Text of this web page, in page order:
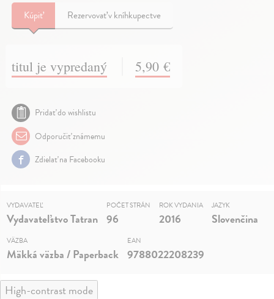
Kúpiť Rezervovať v kníhkupectve
titul je vypredaný 5,90 €
Pridať do wishlistu
Odporučiť známemu
Zdielať na Facebooku
VYDAVATEĽ
Vydavateľstvo Tatran
POČET STRÁN
96
ROK VYDANIA
2016
JAZYK
Slovenčina
VÄZBA
Mäkká väzba / Paperback
EAN
9788022208239
High-contrast mode